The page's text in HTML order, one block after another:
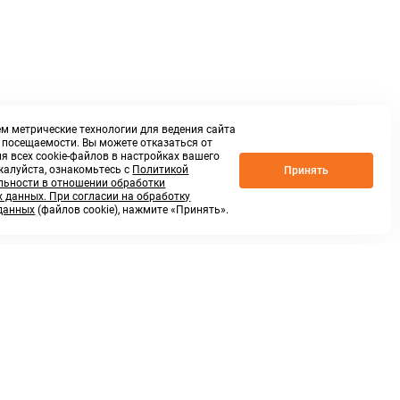
метрические технологии для ведения сайта
посещаемости. Вы можете отказаться от
всех cookie-файлов в настройках вашего
ознакомьтесь с Политикой
в отношении обработки
данных. При согласии на обработку
(файлов cookie), нажмите «Принять».
Принять